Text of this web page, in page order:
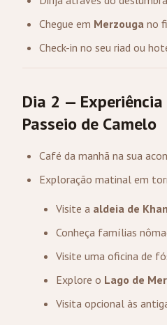
Chegue em Merzouga no
Check-in no seu riad ou
Dia 2 —
Passeio de Camelo
Café da manhã na sua
Exploração matinal em
Visite a aldeia de
Conheça famílias
Visite uma oficina de
Explore o Lago de
Visita opcional às